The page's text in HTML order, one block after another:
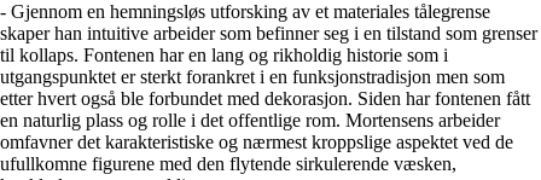
- Gjennom en hemningsløs utforsking av et materiales tålegrense
skaper han intuitive arbeider som befinner seg i en tilstand som grenser
til kollaps. Fontenen har en lang og rikholdig historie som i
utgangspunktet er sterkt forankret i en funksjonstradisjon men som
etter hvert også ble forbundet med dekorasjon. Siden har fontenen fått
en naturlig plass og rolle i det offentlige rom. Mortensens arbeider
omfavner det karakteristiske og nærmest kroppslige aspektet ved de
ufullkomne figurene med den flytende sirkulerende væsken,